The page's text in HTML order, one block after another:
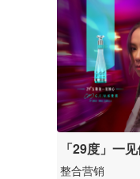
「29度」一
化新范式
整合营销